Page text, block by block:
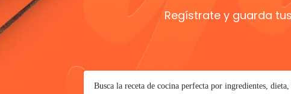
Regístrate y guarda